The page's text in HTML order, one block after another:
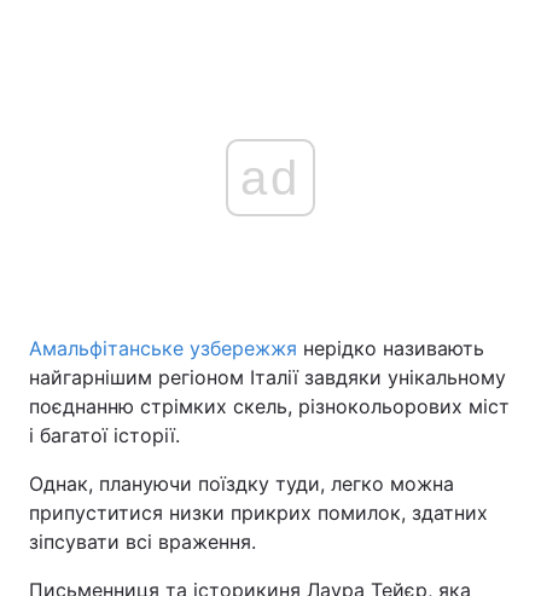
Україна Політика
Економіка Світ
Техно і зв'язок Лайт
ad
Амальфітанське узбережжя нерідко називають
найгарнішим регіоном Італії завдяки унікальному
поєднанню стрімких скель, різнокольорових міст
і багатої історії.
Однак, плануючи поїздку туди, легко можна
припуститися низки прикрих помилок, здатних
зіпсувати всі враження.
Письменниця та історикиня Лаура Тейєр, яка